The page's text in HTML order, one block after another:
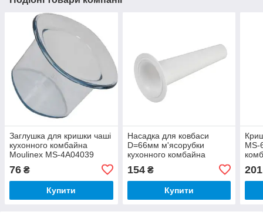
Заглушка для кришки чаші
кухонного комбайна
Moulinex MS-4A04039
76 ₴
Купити
Насадка для ковбаси
D=66мм м'ясорубки
кухонного комбайна
154₴
Купити
MS-
201